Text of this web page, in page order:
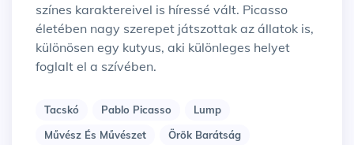
színes karaktereivel is híressé vált. Picasso
életében nagy szerepet játszottak az állatok is,
különösen egy kutyus, aki különleges helyet
foglalt el a szívében.
Tacskó Pablo Picasso
Lump
Művész És Művészet
Örök Barátság